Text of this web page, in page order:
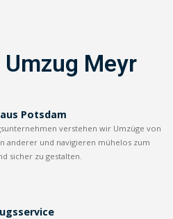
Meyr
Potsdam
verstehen wir Umzüge von
anderer und navigieren mühelos zum
sicher zu gestalten.